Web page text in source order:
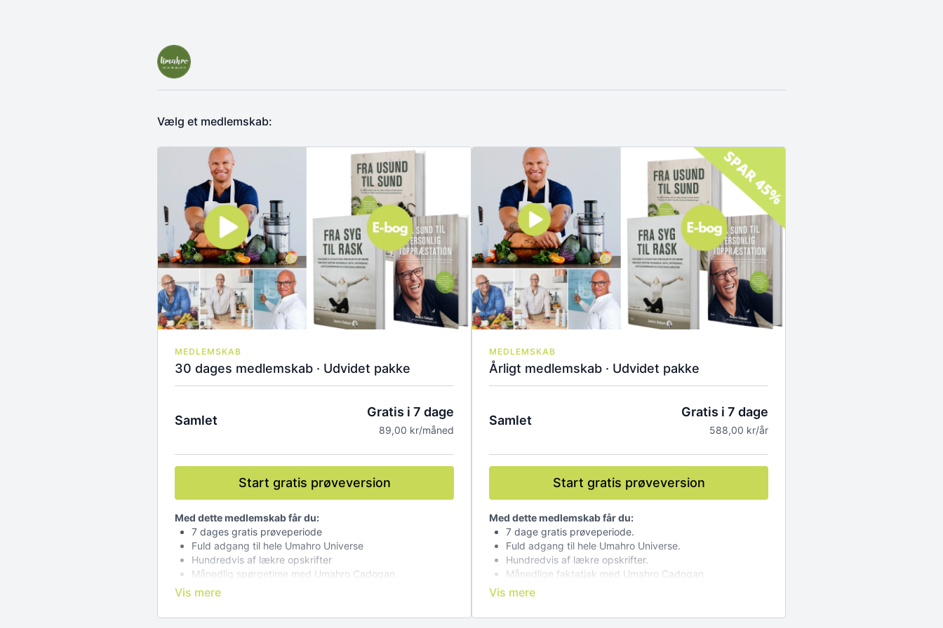
Vælg et medlemskab:
MEDLEMSKAB
30 dages medlemskab · Udvidet pakke
Samlet
Gratis i 7 dage
89,00 kr/måned
Start gratis prøveversion
Med dette medlemskab får du:
7 dages gratis prøveperiode
Fuld adgang til hele Umahro Universe
Hundredvis af lækre opskrifter
Månedlig spørgetime med Umahro Cadogan
Adgang til replay af alle online foredrag
MEDLEMSKAB
Årligt medlemskab · Udvidet pakke
Samlet
Gratis i 7 dage
588,00 kr/år
Start gratis prøveversion
Med dette medlemskab får du:
7 dage gratis prøveperiode.
Fuld adgang til hele Umahro Universe.
Hundredvis af lækre opskrifter.
Månedlige faktatjak med Umahro Cadogan
Månedlige spørgetimer med Umahro Cadogan
Adgang fra alle enheder.